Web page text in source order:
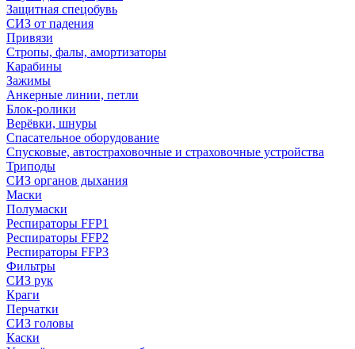
Защитная спецобувь
СИЗ от падения
Привязи
Стропы, фалы, амортизаторы
Карабины
Зажимы
Анкерные линии, петли
Блок-ролики
Верёвки, шнуры
Спасательное оборудование
Спусковые, автостраховочные и страховочные устройства
Триподы
СИЗ органов дыхания
Маски
Полумаски
Респираторы FFP1
Респираторы FFP2
Респираторы FFP3
Фильтры
СИЗ рук
Краги
Перчатки
СИЗ головы
Каски